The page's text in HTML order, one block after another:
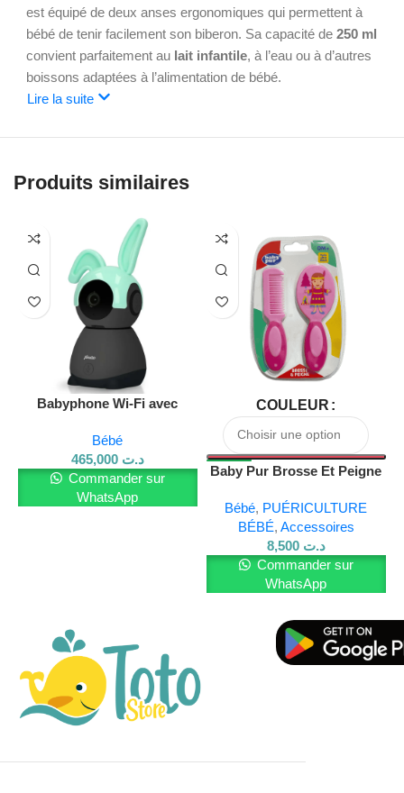
est équipé de deux anses ergonomiques qui permettent à
bébé de tenir facilement son biberon. Sa capacité de250 ml
convient parfaitement au lait infantile, à l’eau ou à d’autres
boissons adaptées à l’alimentation de bébé.
simples et rapides. Léger, résistant et facile à manipuler, ce
déplacement. Il offre une solution pratique et confortable
Pour en savoir plus sur nos produits, visitez notresite
Web
et rejoignez nous sur Facebook
Lire la suite
Produits similaires
Babyphone Wi-Fi avec
Bébé
د.ت 465,000
Commander sur
WhatsApp
COULEUR
Baby Pur Brosse Et Peigne
Bébé, PUÉRICULTURE
BÉBÉ, Accessoires
د.ت 8,500
Commander sur
WhatsApp